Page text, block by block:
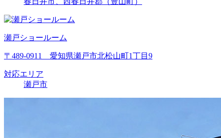
瀬戸ショールーム
〒489-0911 愛知県瀬戸市北松山町1丁目9
対応エリア
瀬戸市